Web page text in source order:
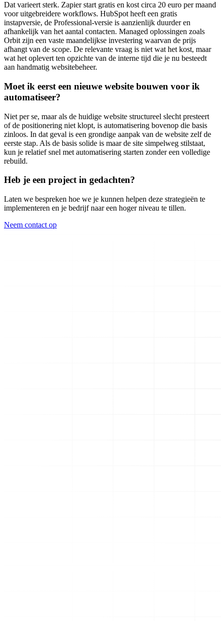
Dat varieert sterk. Zapier start gratis en kost circa 20 euro per maand
voor uitgebreidere workflows. HubSpot heeft een gratis
instapversie, de Professional-versie is aanzienlijk duurder en
afhankelijk van het aantal contacten. Managed oplossingen zoals
Orbit zijn een vaste maandelijkse investering waarvan de prijs
afhangt van de scope. De relevante vraag is niet wat het kost, maar
wat het oplevert ten opzichte van de interne tijd die je nu besteedt
aan handmatig websitebeheer.
Moet ik eerst een nieuwe website bouwen voor ik
automatiseer?
Niet per se, maar als de huidige website structureel slecht presteert
of de positionering niet klopt, is automatisering bovenop die basis
zinloos. In dat geval is een grondige aanpak van de website zelf de
eerste stap. Als de basis solide is maar de site simpelweg stilstaat,
kun je relatief snel met automatisering starten zonder een volledige
rebuild.
Heb je een project in gedachten?
Laten we bespreken hoe we je kunnen helpen deze strategieën te
implementeren en je bedrijf naar een hoger niveau te tillen.
Neem contact op